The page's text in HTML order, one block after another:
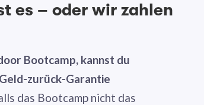
es – oder wir zahlen
Bootcamp, kannst du
zurück-Garantie
das Bootcamp nicht das